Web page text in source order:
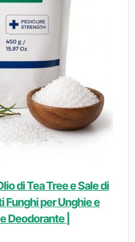
di Tea Tree e Sale di
Funghi per Unghie e
Deodorante |